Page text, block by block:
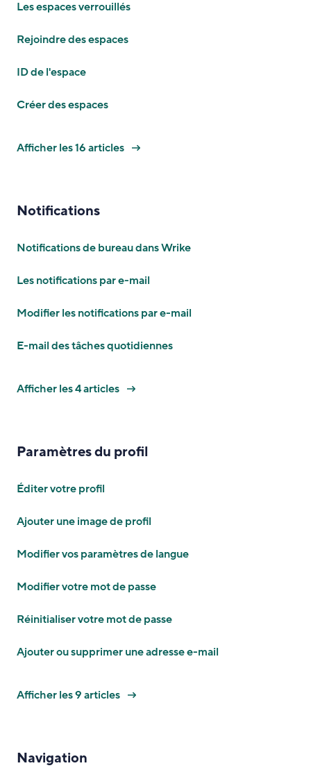
Les espaces verrouillés
Rejoindre des espaces
ID de l'espace
Créer des espaces
Afficher les 16 articles
Notifications
Notifications de bureau dans Wrike
Les notifications par e-mail
Modifier les notifications par e-mail
E-mail des tâches quotidiennes
Afficher les 4 articles
Paramètres du profil
Éditer votre profil
Ajouter une image de profil
Modifier vos paramètres de langue
Modifier votre mot de passe
Réinitialiser votre mot de passe
Ajouter ou supprimer une adresse e-mail
Afficher les 9 articles
Navigation